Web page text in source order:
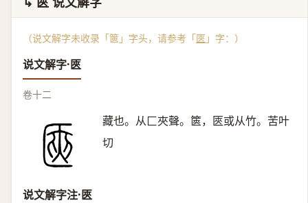
（说文解字未收录「篋」字头，请参考「匧 」字：）
说文解字·匧
卷十二
藏也。从匚夾聲。篋，匧或从竹。苦叶
切
说文解字注·匧